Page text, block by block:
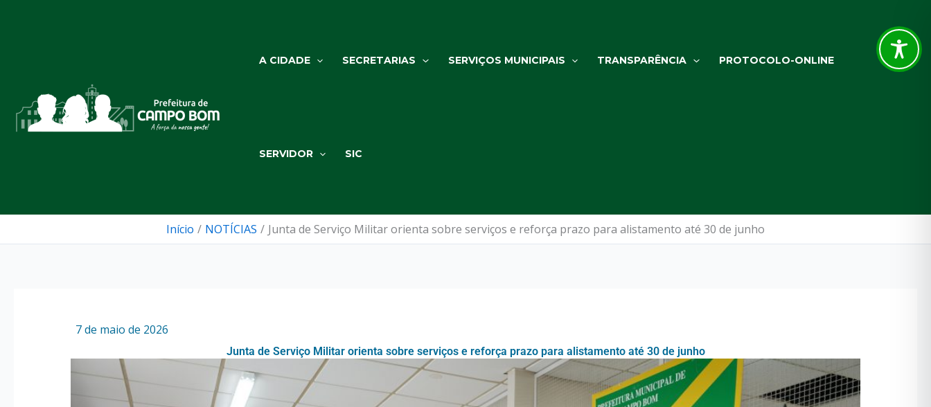
A CIDADE SECRETARIAS SERVIÇOS MUNICIPAIS TRANSPARÊNCIA PROTOCOLO-ONLINE
SERVIDOR SIC
Início NOTÍCIAS Junta de Serviço Militar orienta sobre serviços e reforça prazo para alistamento até 30 de junho
7 de maio de 2026
Junta de Serviço Militar orienta sobre serviços e reforça prazo para alistamento até 30 de junho